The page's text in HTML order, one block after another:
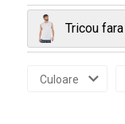
Tricou
Culoare